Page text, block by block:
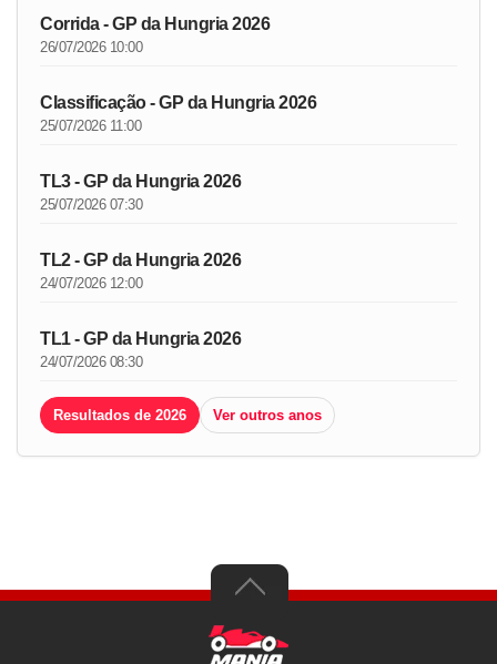
Corrida - GP da Hungria 2026
26/07/2026 10:00
Classificação - GP da Hungria 2026
25/07/2026 11:00
TL3 - GP da Hungria 2026
25/07/2026 07:30
TL2 - GP da Hungria 2026
24/07/2026 12:00
TL1 - GP da Hungria 2026
24/07/2026 08:30
Resultados de 2026 Ver outros anos